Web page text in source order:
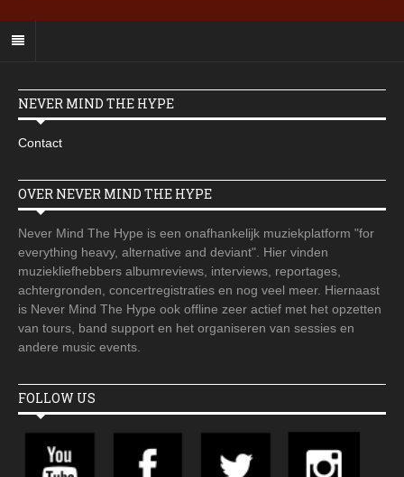
NEVER MIND THE HYPE
Contact
OVER NEVER MIND THE HYPE
Never Mind The Hype is een onafhankelijk muziekplatform "for
everything heavy, alternative and deviant". Hier vinden
muziekliefhebbers albumreviews, interviews, reportages,
achtergronden, concertregistraties en nog veel meer. Hiernaast
is Never Mind The Hype ook offline zeer actief met het opzetten
van tours, band support en het organiseren van sessies en
andere music events.
FOLLOW US